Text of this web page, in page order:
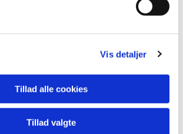
Vis detaljer
Tillad alle cookies
Tillad valgte